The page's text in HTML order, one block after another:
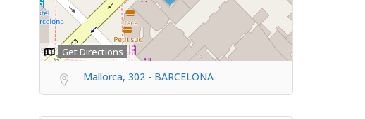
Get Directions
Mallorca, 302 - BARCELONA